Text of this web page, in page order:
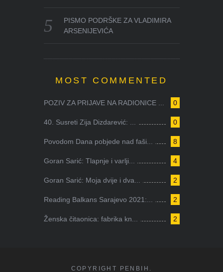
PISMO PODRŠKE ZA VLADIMIRA
ARSENIJEVIĆA
MOST COMMENTED
0
POZIV ZA PRIJAVE NA RADIONICE ...
0
40. Susreti Zija Dizdarević: ...
8
Povodom Dana pobjede nad faši...
4
Goran Sarić: Tlapnje i varlji...
2
Goran Sarić: Moja dvije i dva...
2
Reading Balkans Sarajevo 2021:...
2
Ženska čitaonica: fabrika kn...
COPYRIGHT PENBIH.